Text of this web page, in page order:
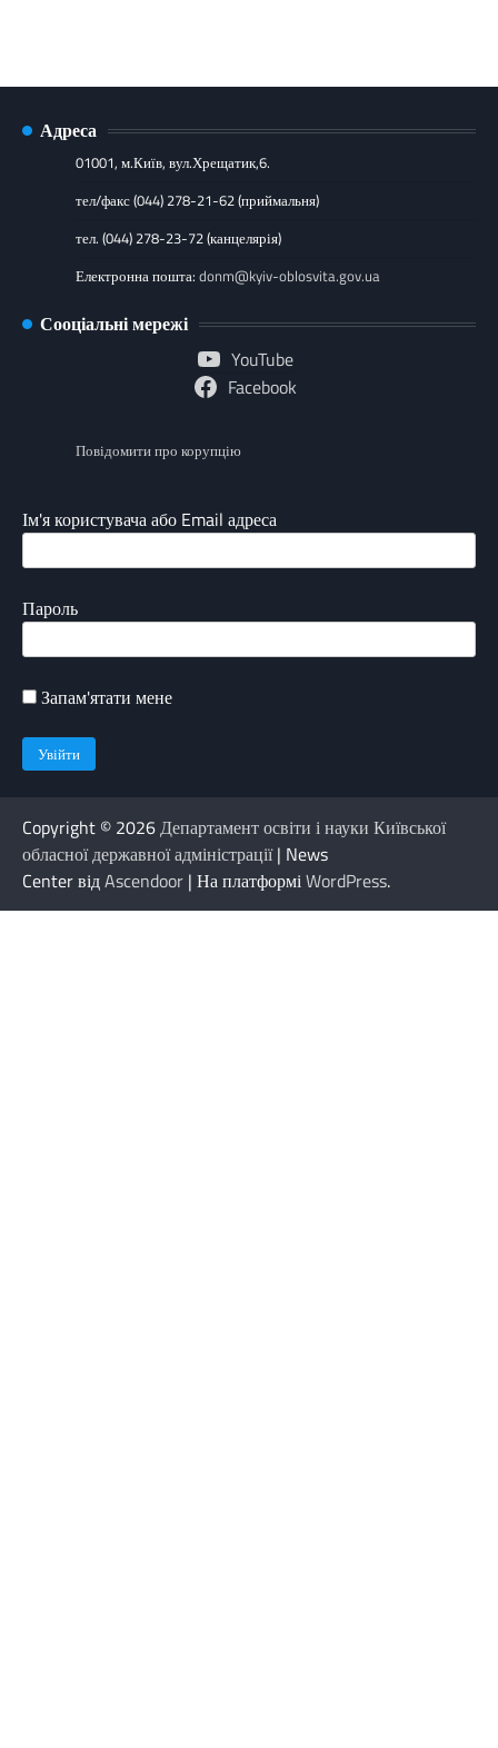
Адреса
01001, м.Київ, вул.Хрещатик,6.
тел/факс (044) 278-21-62 (приймальня)
тел. (044) 278-23-72 (канцелярія)
Електронна пошта: donm@kyiv-oblosvita.gov.ua
Сооціальні мережі
YouTube
Facebook
Повідомити про корупцію
Ім'я користувача або Email адреса
Пароль
Запам'ятати мене
Copyright © 2026Департамент освіти і науки Київської
обласної державної адміністрації| News
Center відAscendoor | На платформіWordPress.